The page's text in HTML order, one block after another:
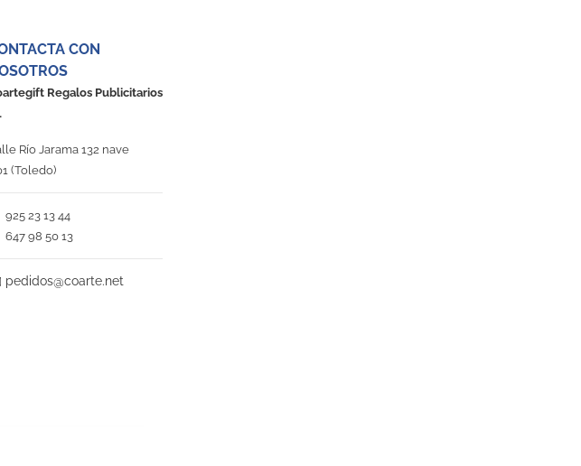
CON
Regalos Publicitarios
Río Jarama 132 nave
(Toledo)
925 23 13 44
647 98 50 13
pedidos@coarte.net